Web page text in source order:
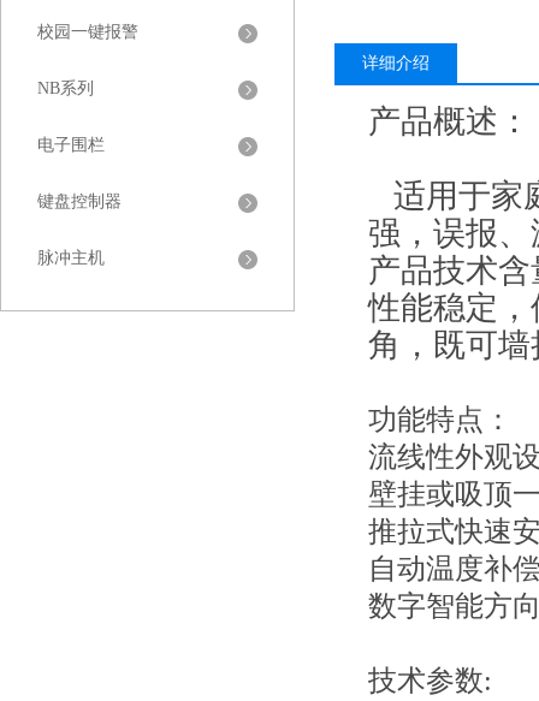
校园一键报警
NB系列
电子围栏
键盘控制器
脉冲主机
详细介绍
产品概述：
适用于家
强，误报
产品技术
性能稳定
角，既可
功能特点：
流线性外观
壁挂或吸顶
推拉式快速
自动温度补
数字智能方
技术参数: